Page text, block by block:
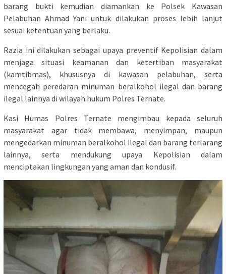
barang bukti kemudian diamankan ke Polsek Kawasan
Pelabuhan Ahmad Yani untuk dilakukan proses lebih lanjut
sesuai ketentuan yang berlaku.
Razia ini dilakukan sebagai upaya preventif Kepolisian dalam
menjaga situasi keamanan dan ketertiban masyarakat
(kamtibmas), khususnya di kawasan pelabuhan, serta
mencegah peredaran minuman beralkohol ilegal dan barang
ilegal lainnya di wilayah hukum Polres Ternate.
Kasi Humas Polres Ternate mengimbau kepada seluruh
masyarakat agar tidak membawa, menyimpan, maupun
mengedarkan minuman beralkohol ilegal dan barang terlarang
lainnya, serta mendukung upaya Kepolisian dalam
menciptakan lingkungan yang aman dan kondusif.